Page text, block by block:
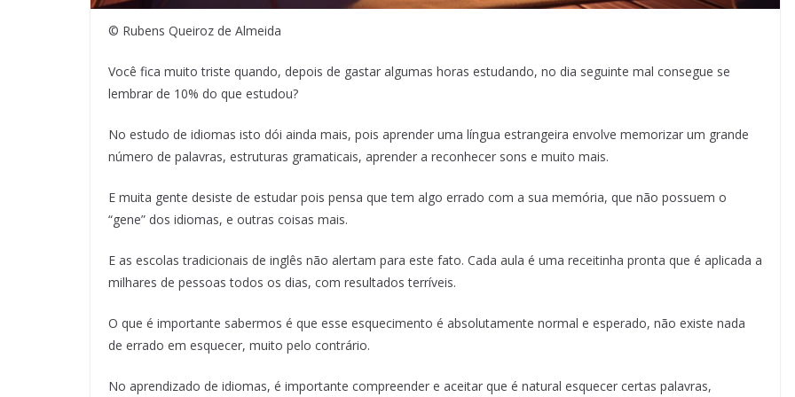
© Rubens Queiroz de Almeida
Você fica muito triste quando, depois de gastar algumas horas estudando, no dia seguinte mal consegue se
lembrar de 10% do que estudou?
No estudo de idiomas isto dói ainda mais, pois aprender uma língua estrangeira envolve memorizar um grande
número de palavras, estruturas gramaticais, aprender a reconhecer sons e muito mais.
E muita gente desiste de estudar pois pensa que tem algo errado com a sua memória, que não possuem o
“gene” dos idiomas, e outras coisas mais.
E as escolas tradicionais de inglês não alertam para este fato. Cada aula é uma receitinha pronta que é aplicada a
milhares de pessoas todos os dias, com resultados terríveis.
O que é importante sabermos é que esse esquecimento é absolutamente normal e esperado, não existe nada
de errado em esquecer, muito pelo contrário.
No aprendizado de idiomas, é importante compreender e aceitar que é natural esquecer certas palavras,